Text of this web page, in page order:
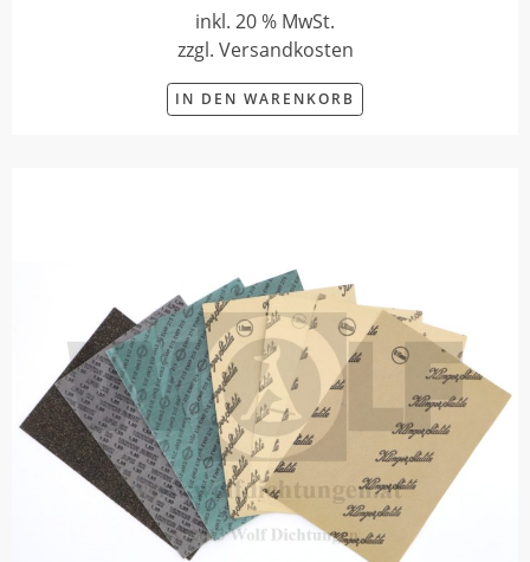
inkl. 20 % MwSt.
zzgl. Versandkosten
IN DEN WARENKORB